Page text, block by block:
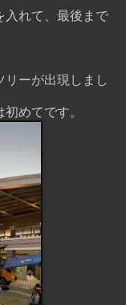
入れて、最後まで
リーが出現しまし
めてです。